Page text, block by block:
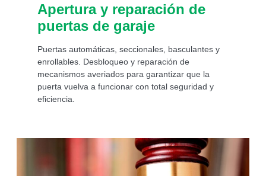
Apertura y reparación de
puertas de garaje
Puertas automáticas, seccionales, basculantes y
enrollables. Desbloqueo y reparación de
mecanismos averiados para garantizar que la
puerta vuelva a funcionar con total seguridad y
eficiencia.